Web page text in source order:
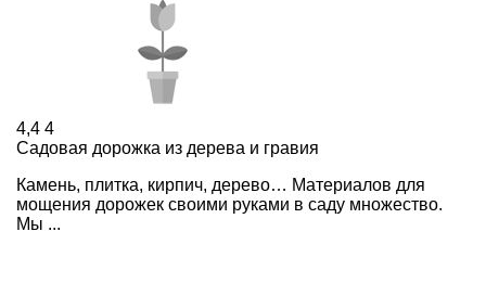
4,4 4
Садовая дорожка из дерева и гравия
Камень, плитка, кирпич, дерево… Материалов для
мощения дорожек своими руками в саду множество.
Мы ...